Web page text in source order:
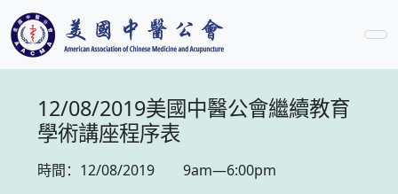
12/08/2019美國中醫公會繼續教育
學術講座程序表
時間：12/08/2019 9am—6:00pm